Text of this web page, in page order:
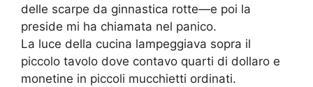
delle scarpe da ginnastica rotte—e poi la
preside mi ha chiamata nel panico.
La luce della cucina lampeggiava sopra il
piccolo tavolo dove contavo quarti di dollaro e
monetine in piccoli mucchietti ordinati.